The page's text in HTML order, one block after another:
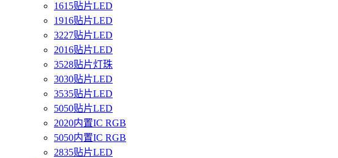
1615贴片LED
1916贴片LED
3227贴片LED
2016贴片LED
3528贴片灯珠
3030贴片LED
3535贴片LED
5050贴片LED
2020内置IC RGB
5050内置IC RGB
2835贴片LED